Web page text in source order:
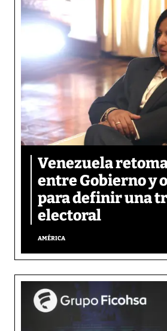
Venezuela
entre Gobierno y
para definir una
electoral
AMÉRICA